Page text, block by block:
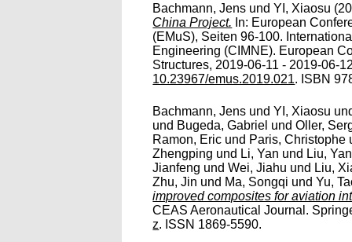
Bachmann, Jens undYI, Xiaosu
China Project. In: European
(EMuS), Seiten 96-100.
Engineering (CIMNE). European
Structures, 2019-06-11 - 2019-06-
10.23967/emus.2019.021. ISBN
Bachmann, Jens undYI, Xiaosu
und Bugeda, Gabriel undOller,
Ramon, Eric und Paris, Christophe
Zhengping und Li, Yan und Liu,
Jianfeng undWei, Jiahu und Liu,
Zhu, Jin und Ma, Songqi undYu,
improved composites for aviation
CEAS Aeronautical Journal.
z. ISSN 1869-5590.